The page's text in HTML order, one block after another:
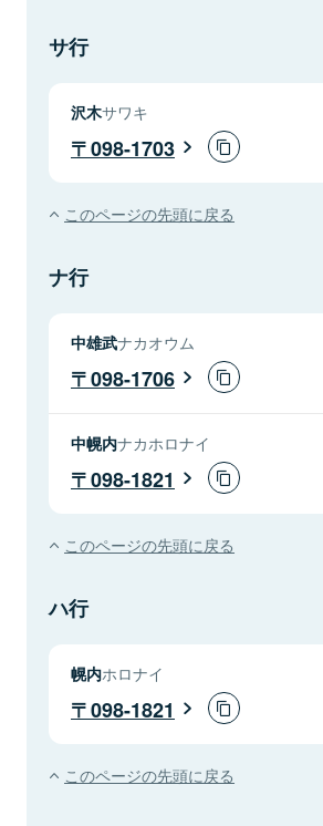
サ行
沢木サワキ
098-1703
このページの先頭に戻る
ナ行
中雄武ナカオウム
098-1706
中幌内ナカホロナイ
098-1821
このページの先頭に戻る
ハ行
幌内ホロナイ
098-1821
このページの先頭に戻る